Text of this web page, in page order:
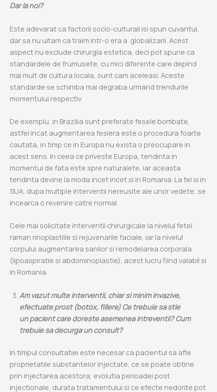
Dar la noi?
Este adevarat ca factorii socio-culturali isi spun cuvantul,
dar sa nu uitam ca traim intr-o era a globalizarii. Acest
aspect nu exclude chirurgia estetica, deci pot spune ca
standardele de frumusete, cu mici diferente care depind
mai mult de cultura locala, sunt cam aceleasi. Aceste
standarde se schimba mai degraba urmand trendurile
momentului respectiv.
De exemplu, in Brazilia sunt preferate fesele bombate,
astfel incat augmentarea fesiera este o procedura foarte
cautata, in timp ce in Europa nu exista o preocupare in
acest sens. In ceea ce priveste Europa, tendinta in
momentul de fata este spre naturalete, iar aceasta
tendinta devine la moda incet incet si in Romania. La fel si in
SUA, dupa multiple interventii nereusite ale unor vedete, se
incearca o revenire catre normal.
Cele mai solicitate interventii chirurgicale la nivelul fetei
raman rinoplastiile si rejuvenarile faciale, iar la nivelul
corpului augmentarea sanilor si remodelarea corporala
(lipoaspiratie si abdominoplastie), acest lucru fiind valabil si
in Romania.
Am vazut multe interventii, chiar si minim invazive,
efectuate prost (botox, fillere) Ce trebuie sa stie
un pacient care doreste asemenea intreventii? Cum
trebuie sa decurga un consult?
In timpul consultatiei este necesar ca pacientul sa afle
proprietatile substantelor injectate, ce se poate obtine
prin injectarea acestora, evolutia perioadei post
injectionale, durata tratamentului si ce efecte nedorite pot